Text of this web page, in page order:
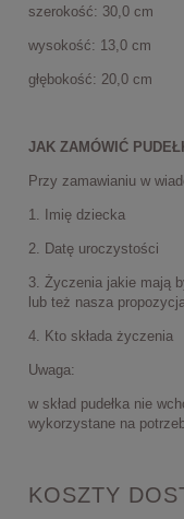
szerokość: 30,0 cm
wysokość: 13,0 cm
głębokość: 20,0 cm
JAK ZAMÓWIĆ
Przy zamawianiu w
1. Imię dziecka
2. Datę uroczystości
3. Życzenia jakie mają
lub też nasza
4. Kto składa życzenia
Uwaga:
w skład pudełka nie
wykorzystane na
KOSZTY
CENA NIE